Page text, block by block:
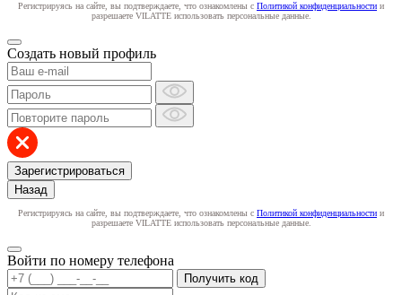
Регистрируясь на сайте, вы подтверждаете, что ознакомлены с Политикой конфиденциальности и
разрешаете VILATTE использовать персональные данные.
Создать новый профиль
Зарегистрироваться
Назад
Регистрируясь на сайте, вы подтверждаете, что ознакомлены с Политикой конфиденциальности и
разрешаете VILATTE использовать персональные данные.
Войти по номеру телефона
Получить код